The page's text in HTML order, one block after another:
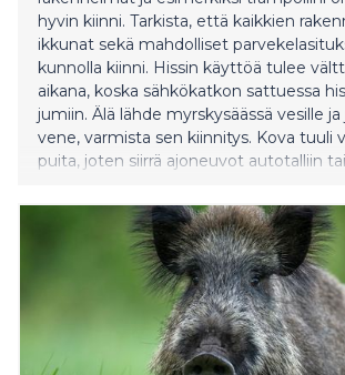
hyvin kiinni. Tarkista, että kaikkien
ikkunat sekä mahdolliset
kunnolla kiinni. Hissin käyttöä tulee
aikana, koska sähkökatkon sattuessa
jumiin. Älä lähde myrskysäässä vesille ja
vene, varmista sen kiinnitys. Kova tuuli
puita, joten siirrä ajoneuvot autotalliin
myrskypuuskien aikana, sillä puita voi
autoilu on välttämätöntä, varaudu
pukeudu sään mukaisesti